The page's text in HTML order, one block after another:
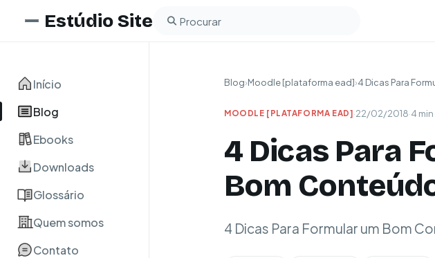
Estúdio Site Buscar no blog
Início
Blog
Ebooks
Downloads
Glossário
Quem somos
Contato
Blog›Moodle [plataforma ead]›4 Dicas Para
MOODLE [PLATAFORMA EAD]·22/02/2018·4
4 Dicas Para
Bom
4 Dicas Para Formular um Bom